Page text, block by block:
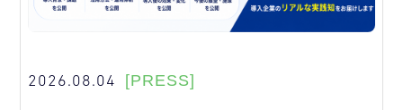
2026.08.04 [PRESS]